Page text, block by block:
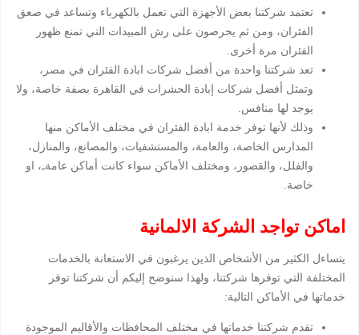
تعتمد شركتنا بعض الأجهزة التي تعمل بالكهرباء وتساعد في صعق
الفئران، ومن ثم يحرصون على رش المبيدات التي تمنع ظهور
الفئران مرة أخرى.
تعد شركتنا واحدة من أفضل شركات ابادة الفئران في مصر،
وتمثل أفضل شركات إبادة الحشرات في القاهرة بصفة خاصة، ولا
يوجد لها منافس.
وذلك لأنها توفر خدمة ابادة الفئران في مختلف الأماكن منها
المدارس الخاصة، والعامة، والمستشفيات، والمصانع، والمنازل،
والفلل، والقصور، ومختلف الأماكن سواء كانت أماكن عامةـ، او
خاصة.
اماكن تواجد الشركة الالمانية
يتساءل الكثير من الأشخاص الذين يرغبون في الاستعانة بالخدمات
المختلفة التي توفرها شركتنا، ولهذا سنوضح إليكم أن شركتنا توفر
خدماتها في الأماكن التالية:
تقدم شركتنا خدماتها في مختلف المحافظات والأقاليم الموجودة